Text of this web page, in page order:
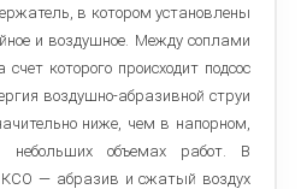
в котором установлены
и воздушное. Между соплами
которого происходит подсос
воздушно-абразивной струи
ниже, чем в напорном,
небольших объемах работ. В
КСО — абразив и сжатый воздух